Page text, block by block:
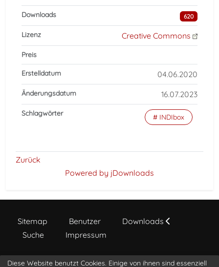
Downloads 620
Lizenz Creative Commons
Preis
Erstelldatum 04.06.2020
Änderungsdatum 16.07.2023
Schlagwörter # INDIbox
Zurück
Powered by jDownloads
Sitemap Benutzer
Downloads
Suche
Impressum
Diese Website benutzt Cookies. Einige von ihnen sind essenziell